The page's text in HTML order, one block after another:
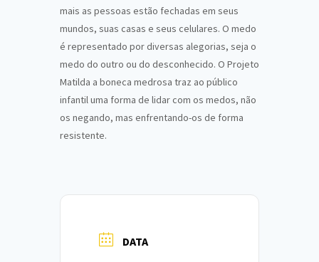
mais as pessoas estão fechadas em seus
mundos, suas casas e seus celulares. O medo
é representado por diversas alegorias, seja o
medo do outro ou do desconhecido. O Projeto
Matilda a boneca medrosa traz ao público
infantil uma forma de lidar com os medos, não
os negando, mas enfrentando-os de forma
resistente.
DATA